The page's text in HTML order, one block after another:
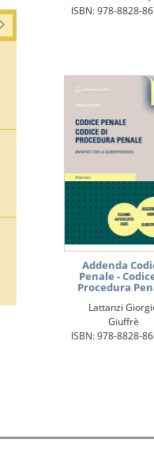
ISBN: 978-8828-
Addenda
Penale -
Procedura
Lattanzi
Giuffrè
ISBN: 978-8828-